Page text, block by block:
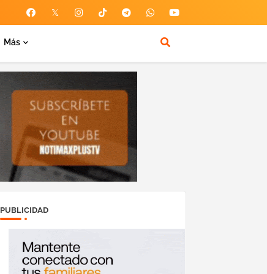
Más
PUBLICIDAD